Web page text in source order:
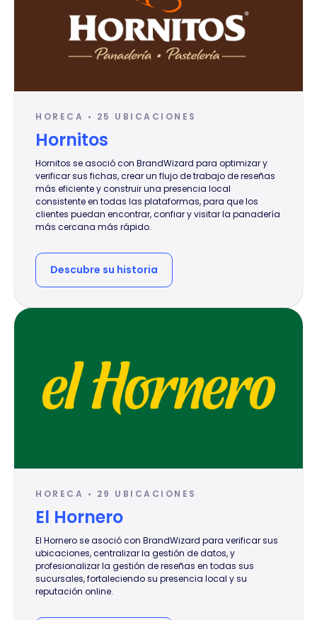
HORECA • 25 UBICACIONES
Hornitos
Hornitos se asoció con BrandWizard para optimizar y
verificar sus fichas, crear un flujo de trabajo de reseñas
más eficiente y construir una presencia local
consistente en todas las plataformas, para que los
clientes puedan encontrar, confiar y visitar la panadería
más cercana más rápido.
Descubre su historia
HORECA • 29 UBICACIONES
El Hornero
El Hornero se asoció con BrandWizard para verificar sus
ubicaciones, centralizar la gestión de datos, y
profesionalizar la gestión de reseñas en todas sus
sucursales, fortaleciendo su presencia local y su
reputación online.